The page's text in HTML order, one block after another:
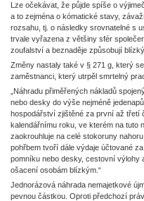
Lze očekávat, že půjde spíše o
a to zejména o kómatické stavy,
rozsahu, tj. o následky srovnatelné s
trvale vyřazena z většiny sfér
zoufalství a beznaděje způsobují
Změny nastaly také v § 271 g, který
zaměstnanci, který utrpěl smrtelný
„Náhradu přiměřených nákladů
nebo desky do výše nejméně
hospodářství zjištěné za první až třetí
kalendářnímu roku, ve kterém na tuto
zaokrouhluje na celé stokoruny
pohřbem tvoří dále výdaje účtované
pomníku nebo desky, cestovní výlohy
ošacení osobám blízkým.“
Jednorázová náhrada nemajetkové
pevnou částkou. Oproti předchozí